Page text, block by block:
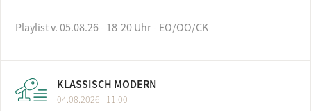
Playlist v. 05.08.26 - 18-20 Uhr - EO/OO/CK
KLASSISCH MODERN
04.08.2026 | 11:00